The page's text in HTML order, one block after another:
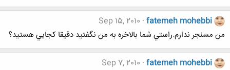
fatemeh mohebbi
Sep 15, 2010
من مسنجر ندارم.راستي شما بالاخره به من نگفتيد دقيقا كجايي هستيد؟
fatemeh mohebbi
Sep 7, 2010